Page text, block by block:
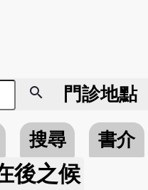
search 門診地點
搜尋
書介
後之候